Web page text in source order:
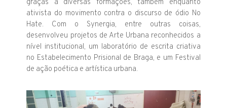
graças a diversas formações, também enquanto
ativista do movimento contra o discurso de ódio No
Hate. Com o Synergia, entre outras coisas,
desenvolveu projetos de Arte Urbana reconhecidos a
nível institucional, um laboratório de escrita criativa
no Estabelecimento Prisional de Braga, e um Festival
de ação poética e artística urbana.